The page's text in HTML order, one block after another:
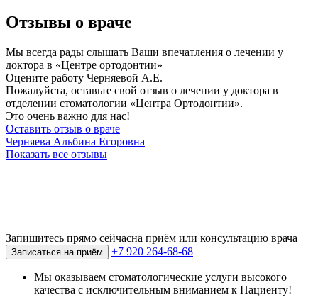
Отзывы о враче
Мы всегда рады слышать Ваши впечатления о лечении у
доктора в «Центре ортодонтии»
Оцените работу Черняевой А.Е.
Пожалуйста, оставьте свой отзыв о лечении у доктора в
отделении стоматологии «Центра Ортодонтии».
Это очень важно для нас!
Оставить отзыв о враче
Черняева Альбина Егоровна
Показать все отзывы
Запишитесь прямо сейчасна приём или консультацию врача
Записаться на приём +7 920 264-68-68
Мы оказываем стоматологические услуги высокого
качества с исключительным вниманием к Пациенту!